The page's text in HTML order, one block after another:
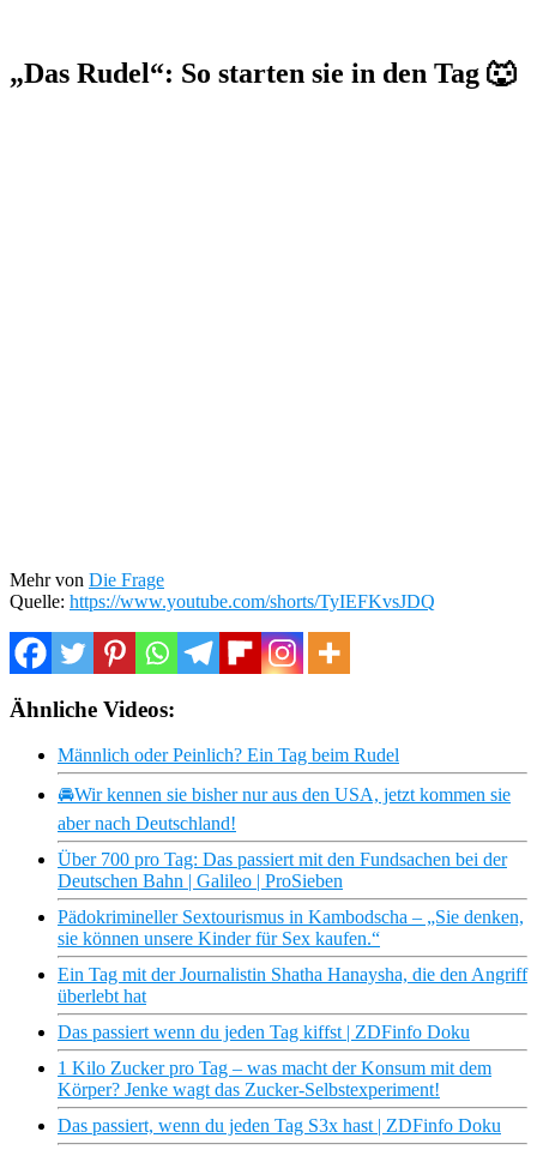
„Das Rudel“: So starten sie in den Tag 🐺
Mehr von Die Frage
Quelle: https://www.youtube.com/shorts/TyIEFKvsJDQ
Ähnliche Videos:
Männlich oder Peinlich? Ein Tag beim Rudel
🚘Wir kennen sie bisher nur aus den USA, jetzt kommen sie
aber nach Deutschland!
Über 700 pro Tag: Das passiert mit den Fundsachen bei der
Deutschen Bahn | Galileo | ProSieben
Pädokrimineller Sextourismus in Kambodscha – „Sie denken,
sie können unsere Kinder für Sex kaufen.“
Ein Tag mit der Journalistin Shatha Hanaysha, die den Angriff
überlebt hat
Das passiert wenn du jeden Tag kiffst | ZDFinfo Doku
1 Kilo Zucker pro Tag – was macht der Konsum mit dem
Körper? Jenke wagt das Zucker-Selbstexperiment!
Das passiert, wenn du jeden Tag S3x hast | ZDFinfo Doku